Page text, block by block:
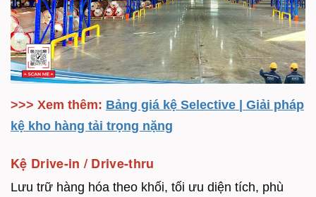
>>> Xem thêm: Bảng giá kệ Selective | Giải pháp
kệ kho hàng tải trọng nặng
Kệ Drive-in / Drive-thru
Lưu trữ hàng hóa theo khối, tối ưu diện tích, phù